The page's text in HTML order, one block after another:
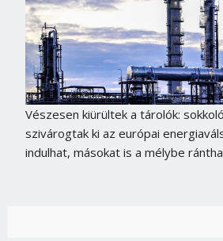
Vészesen kiürültek a tárolók:
szivárogtak ki az európai
indulhat, másokat is a mélybe